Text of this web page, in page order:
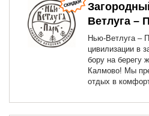
Ветлуга –
Нью-Ветлуга –
цивилизации в
бору на берегу
Калмово! Мы
отдых в